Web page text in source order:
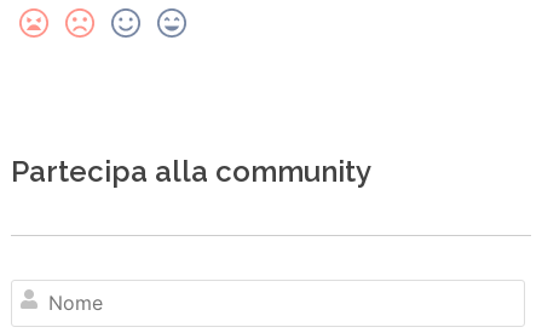
Partecipa alla community